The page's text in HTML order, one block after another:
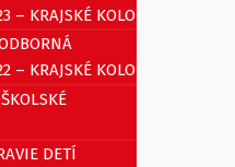
– KRAJSKÉ KOLO
– KRAJSKÉ KOLO
DETÍ